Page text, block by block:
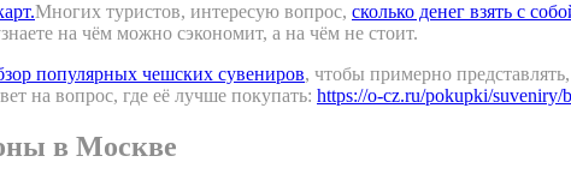
Многих туристов, интересую вопрос, сколько денег взять с
на чём можно сэкономит, а на чём не стоит.
популярных чешских сувениров, чтобы примерно
на вопрос, где её лучше покупать: https://o-cz.ru/pokupki/suveniry/
в Москве